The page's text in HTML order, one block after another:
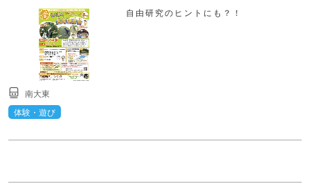
自由研究のヒントにも？！
南大東
体験・遊び